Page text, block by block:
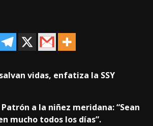
vidas, enfatiza la SSY
a la niñez meridana: “Sean
mucho todos los días”.